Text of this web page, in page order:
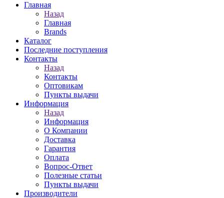
Главная
Назад
Главная
Brands
Каталог
Последние поступления
Контакты
Назад
Контакты
Оптовикам
Пункты выдачи
Информация
Назад
Информация
О Компании
Доставка
Гарантия
Оплата
Вопрос-Ответ
Полезные статьи
Пункты выдачи
Производители